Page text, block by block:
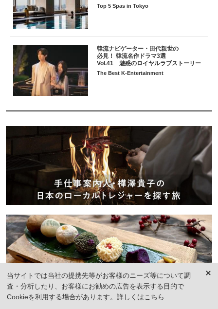
Top 5 Spas in Tokyo
韓流ナビゲーター・田代親世の
必見！ 韓流名作ドラマ3選
Vol.41 魅惑のロイヤルラブストーリー
The Best K-Entertainment
当サイトでは当社の提携先等がお客様のニーズ等について調
査・分析したり、お客様にお勧めの広告を表示する目的で
Cookieを利用する場合があります。詳しくはこちら